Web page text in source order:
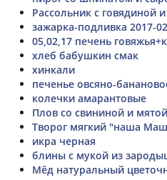
Рассольник с говядиной
зажарка-подливка 2017-
05,02,17 печень
хлеб бабушкин смак
хинкали
печенье овсяно-
колечки амарантовые
Плов со свининой и
Творог мягкий "наша
икра черная
блины с мукой из
Мёд натуральный